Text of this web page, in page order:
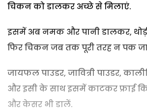
चिकन को डालकर अच्छे से मिलाएं.
इसमें अब नमक और पानी डालकर,
फिर चिकन जब तक पूरी तरह न पक
जायफल पाउडर, जावित्री पाउडर,
और इसी के साथ इसमें काटकर फ्राई
और केसर भी डालें.